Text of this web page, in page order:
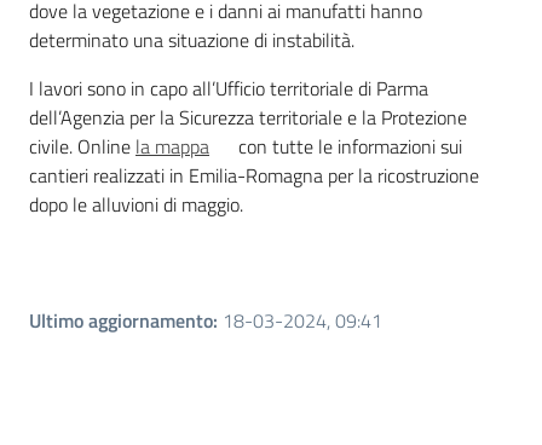
dove la vegetazione e i danni ai manufatti hanno
determinato una situazione di instabilità.
I lavori sono in capo all’Ufficio territoriale di Parma
dell’Agenzia per la Sicurezza territoriale e la Protezione
civile. Online la mappa
con tutte le informazioni sui
cantieri realizzati in Emilia-Romagna per la ricostruzione
dopo le alluvioni di maggio.
Ultimo aggiornamento: 18-03-2024, 09:41